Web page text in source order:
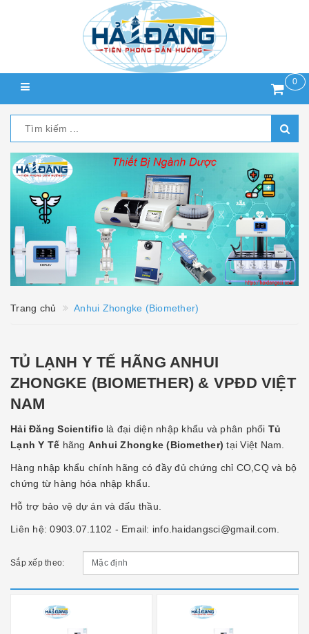
0
Trang chủ Anhui Zhongke (Biomether)
TỦ LẠNH Y TẾ HÃNG ANHUI
ZHONGKE (BIOMETHER) & VPĐD VIỆT
NAM
Hải Đăng Scientificlà đại diện nhập khẩu và phân phối Tủ
Lạnh Y Tế hãng Anhui Zhongke (Biomether) tại Việt Nam.
Hàng nhập khẩu chính hãng có đầy đủ chứng chỉ CO,CQ và bộ
chứng từ hàng hóa nhập khẩu.
Hỗ trợ bảo vệ dự án và đấu thầu.
Liên hệ: 0903.07.1102 - Email: info.haidangsci@gmail.com.
Sắp xếp theo: